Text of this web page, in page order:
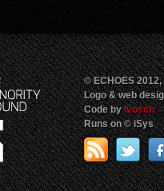
© ECHOES
Logo & web
Code byIvosch
Runs on © iSys